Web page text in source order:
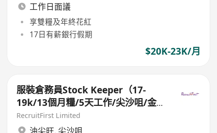
工作日面議
享雙糧及年終花紅
17日有薪銀行假期
$20K-23K/月
服裝倉務員Stock Keeper（17-
19k/13個月糧/5天工作/尖沙咀/金
鐘）
RecruitFirst Limited